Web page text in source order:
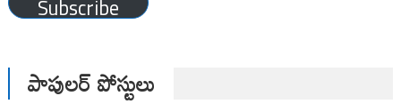
Subscribe
పాపులర్ పోస్టులు